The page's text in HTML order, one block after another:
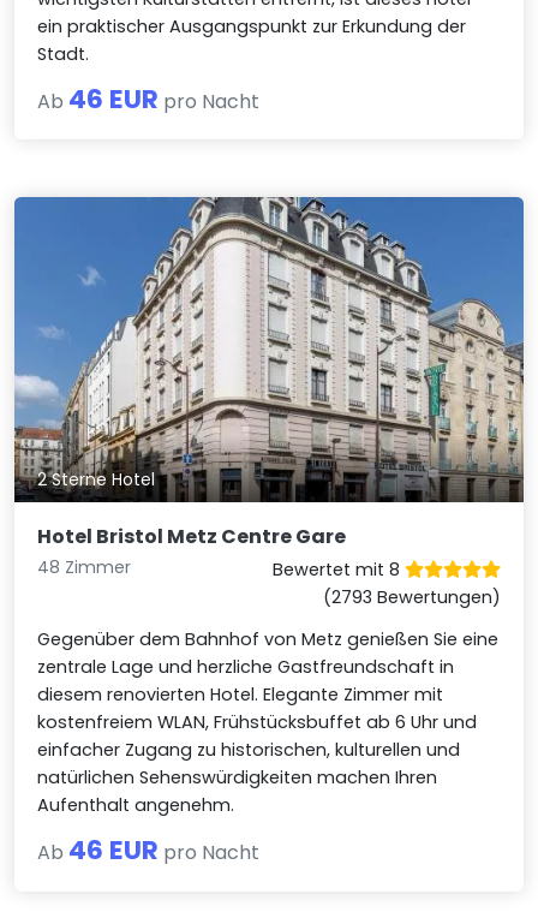
ein praktischer Ausgangspunkt zur Erkundung der
Stadt.
Ab 46 EUR pro Nacht
2 Sterne Hotel
Hotel Bristol Metz Centre Gare
48 Zimmer
Bewertet mit 8
(2793 Bewertungen)
Gegenüber dem Bahnhof von Metz genießen Sie eine
zentrale Lage und herzliche Gastfreundschaft in
diesem renovierten Hotel. Elegante Zimmer mit
kostenfreiem WLAN, Frühstücksbuffet ab 6 Uhr und
einfacher Zugang zu historischen, kulturellen und
natürlichen Sehenswürdigkeiten machen Ihren
Aufenthalt angenehm.
Ab 46 EUR pro Nacht